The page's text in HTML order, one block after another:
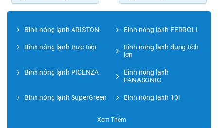
Bình nóng lạnh ARISTON Bình nóng lạnh FERROLI
Bình nóng lạnh trực tiếp
Bình nóng lạnh dung tích
lớn
Bình nóng lạnh PICENZA
Bình nóng lạnh
PANASONIC
Bình nóng lạnh SuperGreen Bình nóng lạnh 10l
Xem Thêm